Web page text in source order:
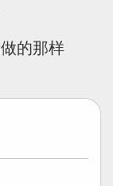
的那样